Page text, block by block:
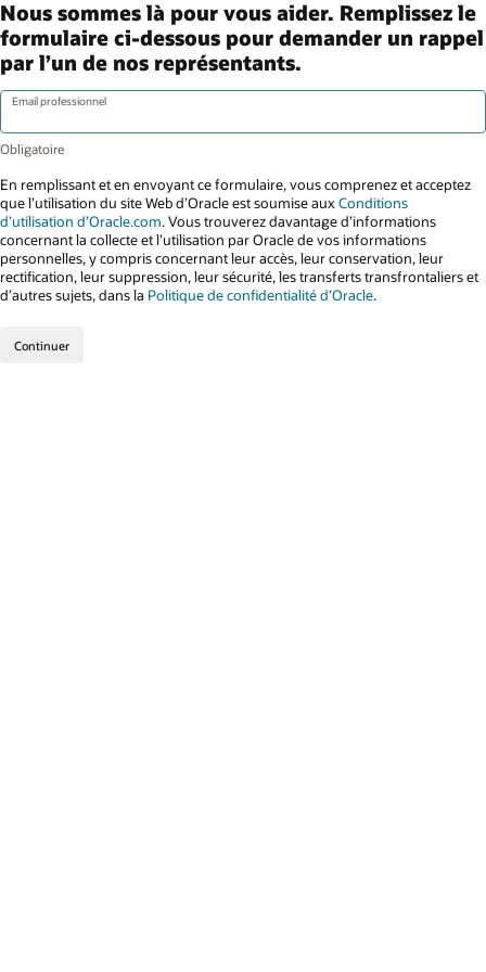
Nous sommes là pour vous aider. Remplissez le
formulaire ci-dessous pour demander un rappel
par l’un de nos représentants.
Email professionnel
En remplissant et en envoyant ce formulaire, vous comprenez et acceptez
que l’utilisation du site Web d’Oracle est soumise auxConditions
d’utilisation d’Oracle.com. Vous trouverez davantage d’informations
concernant la collecte et l’utilisation par Oracle de vos informations
personnelles, y compris concernant leur accès, leur conservation, leur
rectification, leur suppression, leur sécurité, les transferts transfrontaliers et
d’autres sujets, dans la Politique de confidentialité d’Oracle.
Continuer